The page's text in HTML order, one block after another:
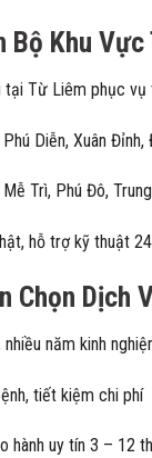
Bộ Khu
Từ Liêm phục vụ
Diễn, Xuân
Trì, Phú Đô,
hỗ trợ kỹ thuật
Chọn Dịch
năm kinh
tiết kiệm chi phí
hành uy tín 3 – 12